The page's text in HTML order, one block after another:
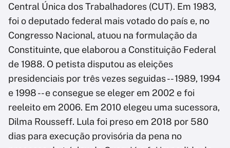
Central Única dos Trabalhadores (CUT). Em 1983,
foi o deputado federal mais votado do país e, no
Congresso Nacional, atuou na formulação da
Constituinte, que elaborou a Constituição Federal
de 1988. O petista disputou as eleições
presidenciais por três vezes seguidas -- 1989, 1994
e 1998 -- e consegue se eleger em 2002 e foi
reeleito em 2006. Em 2010 elegeu uma sucessora,
Dilma Rousseff. Lula foi preso em 2018 por 580
dias para execução provisória da pena no